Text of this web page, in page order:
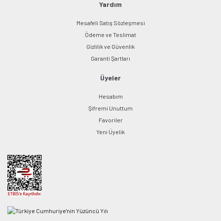
Yardım
Mesafeli Satış Sözleşmesi
Ödeme ve Teslimat
Gizlilik ve Güvenlik
Garanti Şartları
Üyeler
Hesabım
Şifremi Unuttum
Favoriler
Yeni Üyelik